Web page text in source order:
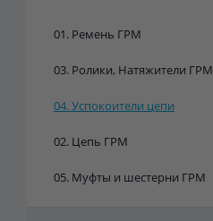
01. Ремень ГРМ
03. Ролики, Натяжители ГРМ
04. Успокоители цепи
02. Цепь ГРМ
05. Муфты и шестерни ГРМ